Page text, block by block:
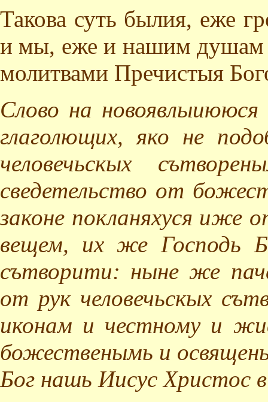
Такова суть былия, еже
и мы, еже и нашим душам
молитвами Пречистыя
Слово на новоявлыиююся
глаголющих, яко не
человечьскых
сведетельство от
законе покланяхуся иже
вещем, их же Господь
сътворити: ныне же
от рук человечьскых
иконам и честному и
божественымь и
Бог нашь Иисус Христос